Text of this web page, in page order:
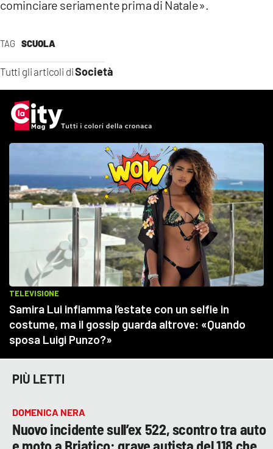
TAG SCUOLA
Tutti gli articoli diSocietà
cominciare seriamente prima di Natale».
PIÙ LETTI
DOMENICA NERA
Nuovo incidente sull’ex 522, scontro tra auto
e moto a Briatico: grave autista del 118 che